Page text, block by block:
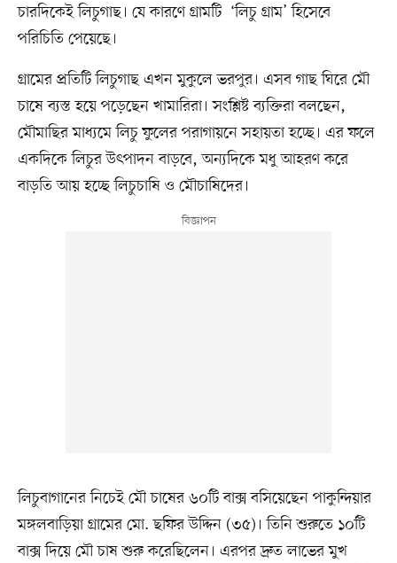
চারদিকেই লিচুগাছ। যে কারণে গ্রামটি ‘লিচু গ্রাম’ হিসেবে
পরিচিতি পেয়েছে।
গ্রামের প্রতিটি লিচুগাছ এখন মুকুলে ভরপুর। এসব গাছ ঘিরে মৌ
চাষে ব্যস্ত হয়ে পড়েছেন খামারিরা। সংশ্লিষ্ট ব্যক্তিরা বলছেন,
মৌমাছির মাধ্যমে লিচু ফুলের পরাগায়নে সহায়তা হচ্ছে। এর ফলে
একদিকে লিচুর উৎপাদন বাড়বে, অন্যদিকে মধু আহরণ করে
বাড়তি আয় হচ্ছে লিচুচাষি ও মৌচাষিদের।
লিচুবাগানের নিচেই মৌ চাষের ৬০টি বাক্স বসিয়েছেন পাকুন্দিয়ার
মঙ্গলবাড়িয়া গ্রামের মো. ছফির উদ্দিন (৩৫)। তিনি শুরুতে ১০টি
বাক্স দিয়ে মৌ চাষ শুরু করেছিলেন। এরপর দ্রুত লাভের মুখ